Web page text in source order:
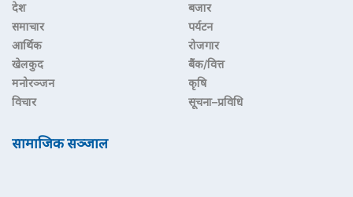
देश
समाचार
आर्थिक
खेलकुद
मनोरञ्जन
विचार
बजार
पर्यटन
रोजगार
बैंक/वित्त
कृषि
सूचना–प्रविधि
सामाजिक सञ्जाल